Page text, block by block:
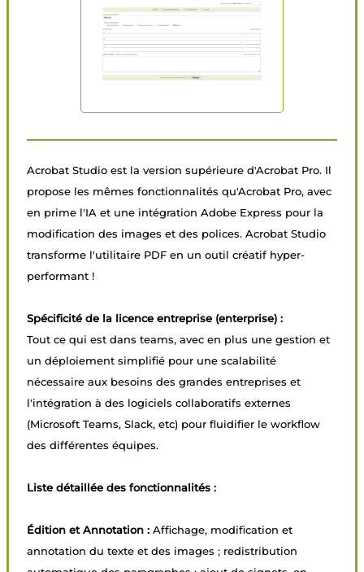
Acrobat Studio est la version supérieure d'Acrobat Pro. Il
propose les mêmes fonctionnalités qu'Acrobat Pro, avec
en prime l'IA et une intégration Adobe Express pour la
modification des images et des polices. Acrobat Studio
transforme l'utilitaire PDF en un outil créatif hyper-
performant !
Spécificité de la licence entreprise (enterprise) :
Tout ce qui est dans teams, avec en plus une gestion et
un déploiement simplifié pour une scalabilité
nécessaire aux besoins des grandes entreprises et
l'intégration à des logiciels collaboratifs externes
(Microsoft Teams, Slack, etc) pour fluidifier le workflow
des différentes équipes.
Liste détaillée des fonctionnalités :
Édition et Annotation : Affichage, modification et
annotation du texte et des images ; redistribution